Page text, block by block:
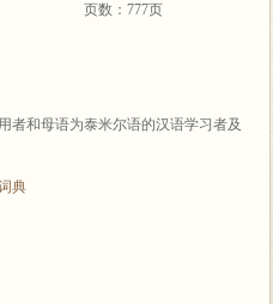
页数：777页
者和母语为泰米尔语的汉语学习者及
典